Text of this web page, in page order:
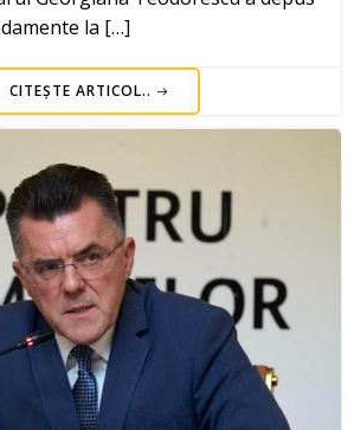
la […]
CITEȘTE ARTICOL..